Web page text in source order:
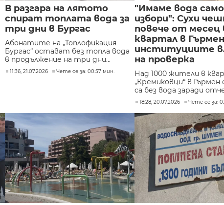
В разгара на лятото
спират топлата вода за
три дни в Бургас
Абонатите на „Топлофикация
Бургас“ остават без топла вода
в продължение на три дни...
11:36, 21.07.2026 Чете се за: 00:57 мин.
"Имаме вода
избори": Сухи
повече от месец
квартал в
институциите
на проверка
Над 1000 жители в
„Кремиковци“ в
са без вода заради
18:28, 20.07.2026 Чете се за: